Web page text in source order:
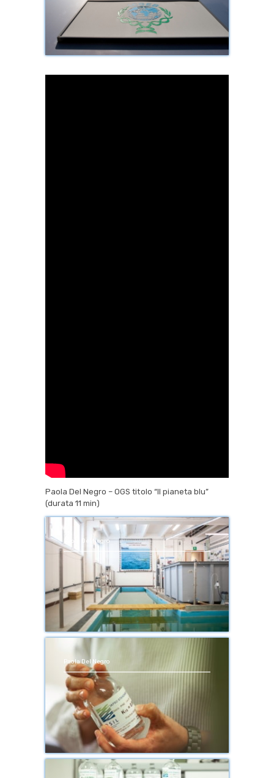
Paola Del Negro – OGS titolo “Il pianeta blu”
(durata 11 min)
Paola Del Negro
Paola Del Negro